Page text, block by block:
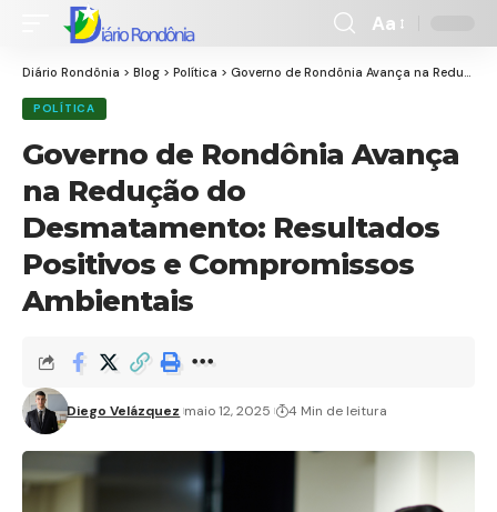
Font
Resizer
Aa
Diário Rondônia > Blog > Política > Governo de Rondônia Avança na Redução do Desmatamento: Resultados Positivos e Compromissos Ambientais
POLÍTICA
Governo de Rondônia Avança
na Redução do
Desmatamento: Resultados
Positivos e Compromissos
Ambientais
Diego Velázquez maio 12, 2025 4 Min de leitura